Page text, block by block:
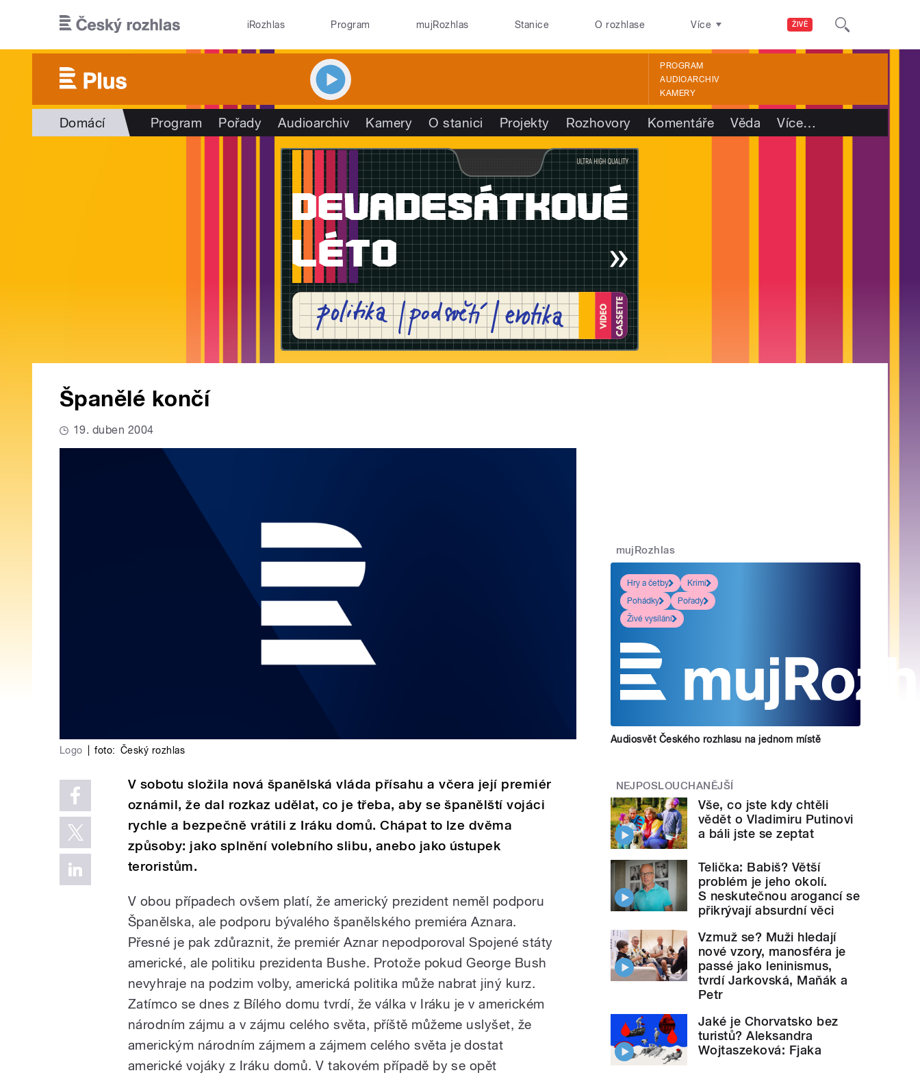
ŽIVĚ
iRozhlas Program mujRozhlas Stanice O rozhlase Více
PROGRAM
AUDIOARCHIV
KAMERY
Domácí Program Pořady Audioarchiv Kamery O stanici Projekty Rozhovory Komentáře Věda Více…
Španělé končí
19. duben 2004
Logo foto: Český rozhlas
V sobotu složila nová španělská vláda přísahu a včera její premiér
oznámil, že dal rozkaz udělat, co je třeba, aby se španělští vojáci
rychle a bezpečně vrátili z Iráku domů. Chápat to lze dvěma
způsoby: jako splnění volebního slibu, anebo jako ústupek
teroristům.
V obou případech ovšem platí, že americký prezident neměl podporu
Španělska, ale podporu bývalého španělského premiéra Aznara.
Přesné je pak zdůraznit, že premiér Aznar nepodporoval Spojené státy
americké, ale politiku prezidenta Bushe. Protože pokud George Bush
nevyhraje na podzim volby, americká politika může nabrat jiný kurz.
Zatímco se dnes z Bílého domu tvrdí, že válka v Iráku je v americkém
národním zájmu a v zájmu celého světa, příště můžeme uslyšet, že
americkým národním zájmem a zájmem celého světa je dostat
americké vojáky z Iráku domů. V takovém případě by se opět
mujRozhlas
Hry a četby
Krimi
Pohádky
Pořady
Živé vysílání
Audiosvět Českého rozhlasu na jednom místě
NEJPOSLOUCHANĚJŠÍ
Vše, co jste kdy chtěli
vědět o Vladimiru Putinovi
a báli jste se zeptat
Telička: Babiš? Větší
problém je jeho okolí.
S neskutečnou arogancí se
přikrývají absurdní věci
Vzmuž se? Muži hledají
nové vzory, manosféra je
passé jako leninismus,
tvrdí Jarkovská, Maňák a
Petr
Jaké je Chorvatsko bez
turistů? Aleksandra
Wojtaszeková: Fjaka